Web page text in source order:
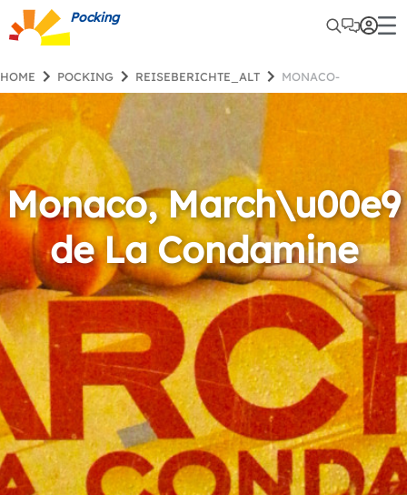
Pocking
HOME POCKING REISEBERICHTE_ALT MONACO-
Monaco, March\u00e9
de La Condamine